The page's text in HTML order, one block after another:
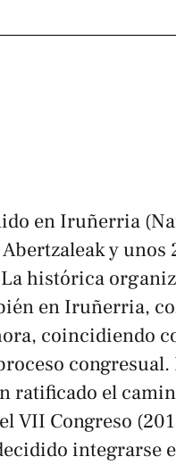
en Iruñerria
y
histórica
en Iruñerria,
coincidiendo
congresual.
ratificado el
VII Congreso
integrarse